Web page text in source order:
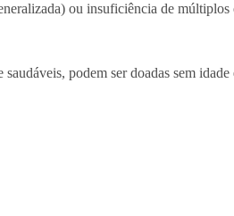
ou insuficiência de
podem ser doadas sem